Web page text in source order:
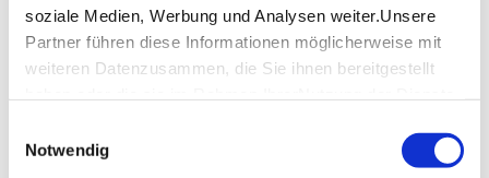
soziale Medien, Werbung und Analysen weiter.Unsere
Partner führen diese Informationen möglicherweise mit
weiteren Datenzusammen, die Sie ihnen bereitgestellt
Impressum
Notwendig
Phone:0711/50 45 14 44
Website:www.glore.de
Verkehrs- und Tarifverbund Stuttgart GmbH